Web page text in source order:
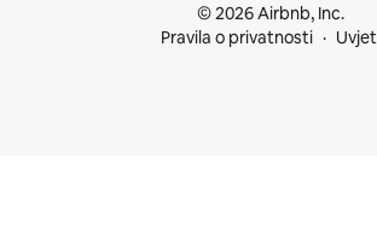
© 2026 Airbnb, Inc.
Pravila o privatnosti